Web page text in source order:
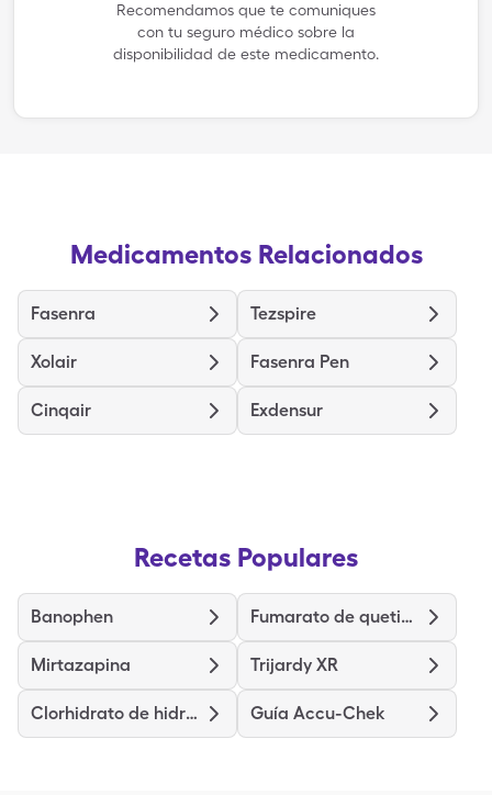
Recomendamos que te comuniques
con tu seguro médico sobre la
disponibilidad de este medicamento.
Medicamentos Relacionados
Fasenra Tezspire
Xolair Fasenra Pen
Cinqair Exdensur
Recetas Populares
Banophen Fumarato de quetiapina
Mirtazapina Trijardy XR
Clorhidrato de hidralazina Guía Accu-Chek